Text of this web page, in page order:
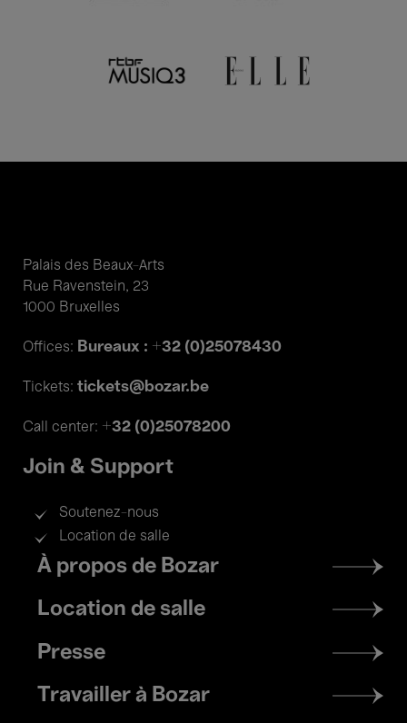
Palais des Beaux-Arts
Rue Ravenstein, 23
1000 Bruxelles
Offices: Bureaux : +32 (0)25078430
Tickets: tickets@bozar.be
Call center: +32 (0)25078200
Join & Support
Soutenez-nous
Location de salle
Footer
menu
À propos de Bozar
Location de salle
Presse
Travailler à Bozar